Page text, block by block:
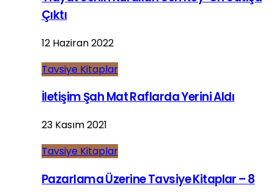
Çıktı
12 Haziran 2022
Tavsiye Kitaplar
İletişim Şah Mat Raflarda Yerini Aldı
23 Kasım 2021
Tavsiye Kitaplar
Pazarlama Üzerine Tavsiye Kitaplar – 8